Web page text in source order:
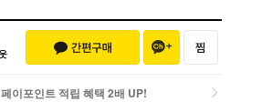
페이포인트 적립 혜택 2배 UP!